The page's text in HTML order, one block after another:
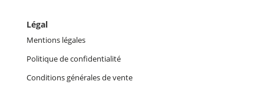
Légal
Mentions légales
Politique de confidentialité
Conditions générales de vente